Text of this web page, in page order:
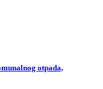
otpada,